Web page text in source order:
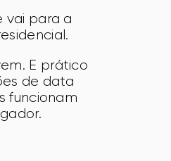
vai para a
E prático
de data
funcionam